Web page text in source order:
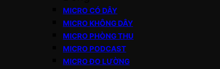
MICRO CÓ DÂY
MICRO KHÔNG DÂY
MICRO PHÒNG THU
MICRO PODCAST
MICRO ĐO LƯỜNG